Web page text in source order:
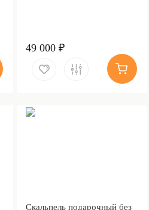
49 000 ₽
Скальпель подарочный без